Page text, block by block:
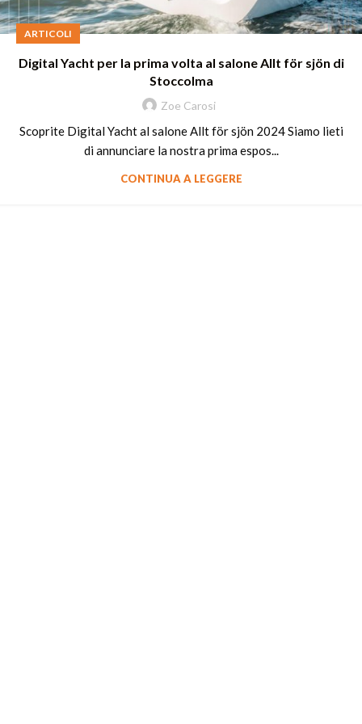
ARTICOLI
Digital Yacht per la prima volta al salone Allt för sjön di
Stoccolma
Zoe Carosi
Scoprite Digital Yacht al salone Allt för sjön 2024 Siamo lieti
di annunciare la nostra prima espos...
CONTINUA A LEGGERE